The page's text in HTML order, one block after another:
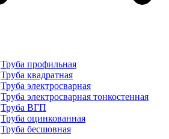
Труба профильная
Труба квадратная
Труба электросварная
Труба электросварная тонкостенная
Труба ВГП
Труба оцинкованная
Труба бесшовная